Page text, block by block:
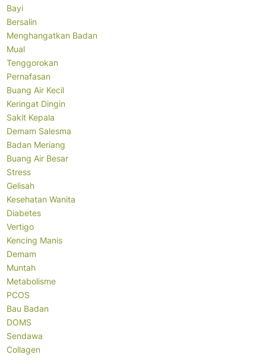
Bayi
Bersalin
Menghangatkan Badan
Mual
Tenggorokan
Pernafasan
Buang Air Kecil
Keringat Dingin
Sakit Kepala
Demam Salesma
Badan Meriang
Buang Air Besar
Stress
Gelisah
Kesehatan Wanita
Diabetes
Vertigo
Kencing Manis
Demam
Muntah
Metabolisme
PCOS
Bau Badan
DOMS
Sendawa
Collagen